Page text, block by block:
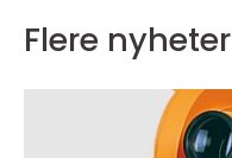
Flere nyheter